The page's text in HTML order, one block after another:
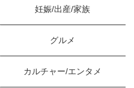
妊娠/出産/家族
グルメ
カルチャー/エンタメ